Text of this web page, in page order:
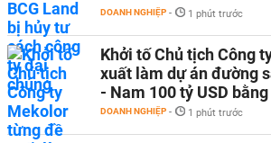
DOANH NGHIỆP - 1 phút trước
Khởi tố Chủ tịch Công
xuất làm dự án đường
- Nam 100 tỷ USD
DOANH NGHIỆP - 1 phút trước